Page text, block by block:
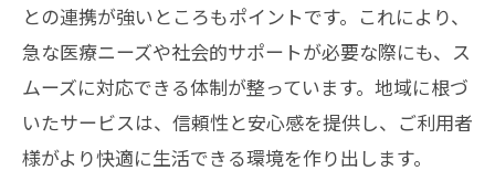
高齢者の安心を支えるサポート体制
安心生活を実現する和歌山県内のヘルパース
テーション活用術
最適なヘルパーステーションの利用法
訪問介護を最大限に活用する方法
との連携が強いところもポイントです。これにより、
急な医療ニーズや社会的サポートが必要な際にも、ス
ムーズに対応できる体制が整っています。地域に根づ
いたサービスは、信頼性と安心感を提供し、ご利用者
様がより快適に生活できる環境を作り出します。